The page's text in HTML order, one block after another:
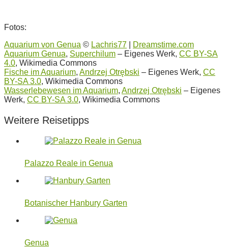
Fotos:
Aquarium von Genua © Lachris77
Dreamstime.com
Aquarium Genua, Superchilum – Eigenes Werk, CC BY-SA
4.0, Wikimedia Commons
Fische im Aquarium, Andrzej Otrębski – Eigenes Werk, CC
BY-SA 3.0, Wikimedia Commons
Wasserlebewesen im Aquarium, Andrzej Otrębski – Eigenes
Werk, CC BY-SA 3.0, Wikimedia Commons
Weitere Reisetipps
Palazzo Reale in Genua
Botanischer Hanbury Garten
Genua